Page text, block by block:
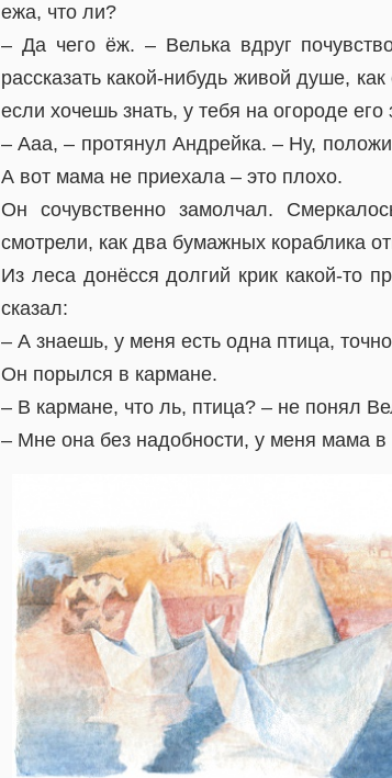
ежа, что ли?
– Да чего ёж. – Велька вдруг
рассказать какой-нибудь живой душе,
если хочешь знать, у тебя на огороде
– Ааа, – протянул Андрейка. – Ну,
А вот мама не приехала – это плохо.
Он сочувственно замолчал.
смотрели, как два бумажных кораблика
Из леса донёсся долгий крик какой-то
сказал:
– А знаешь, у меня есть одна птица,
Он порылся в кармане.
– В кармане, что ль, птица? – не понял
– Мне она без надобности, у меня мама